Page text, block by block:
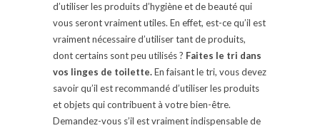
d’utiliser les produits d’hygiène et de beauté qui
vous seront vraiment utiles. En effet, est-ce qu’il est
vraiment nécessaire d’utiliser tant de produits,
dont certains sont peu utilisés ? Faites le tri dans
vos linges de toilette.En faisant le tri, vous devez
savoir qu’il est recommandé d’utiliser les produits
et objets qui contribuent à votre bien-être.
Demandez-vous s’il est vraiment indispensable de